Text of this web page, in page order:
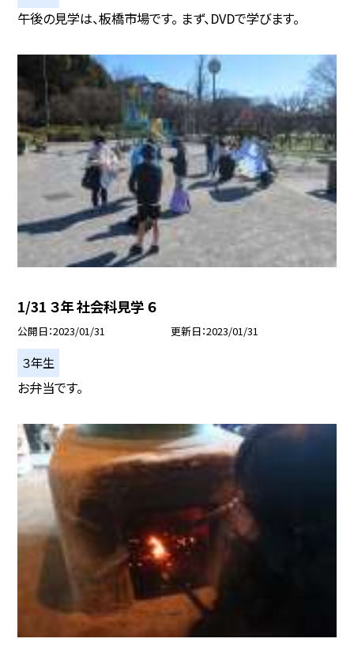
午後の見学は、板橋市場です。 まず、DVDで学びます。
1/31 ３年 社会科見学 ６
公開日 2023/01/31 更新日 2023/01/31
３年生
お弁当です。